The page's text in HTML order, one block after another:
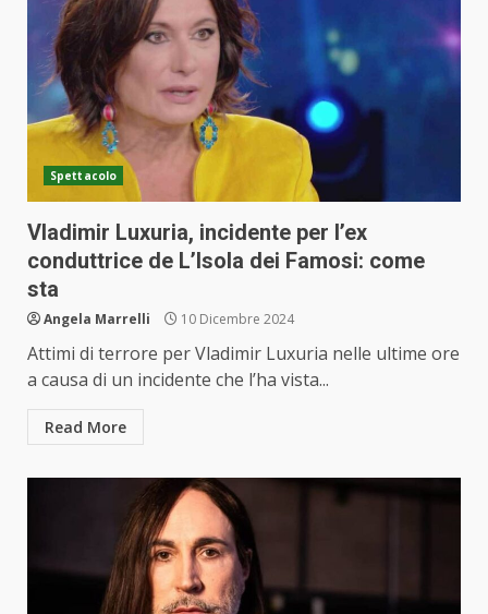
Spettacolo
Vladimir Luxuria, incidente per l’ex
conduttrice de L’Isola dei Famosi: come
sta
Angela Marrelli 10 Dicembre 2024
Attimi di terrore per Vladimir Luxuria nelle ultime ore
a causa di un incidente che l’ha vista...
Read More